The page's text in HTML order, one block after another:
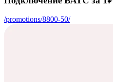
/promotions/8800-50/